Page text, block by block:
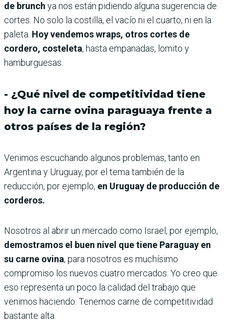
de brunch ya nos están pidiendo alguna sugerencia de
cortes. No solo la costilla, el vacío ni el cuarto, ni en la
paleta. Hoy vendemos wraps, otros cortes de
cordero, costeleta, hasta empanadas, lomito y
hamburguesas.
- ¿Qué nivel de competitividad tiene
hoy la carne ovina paraguaya frente a
otros países de la región?
Venimos escuchando algunos problemas, tanto en
Argentina y Uruguay, por el tema también de la
reducción, por ejemplo, en Uruguay de producción de
corderos.
Nosotros al abrir un mercado como Israel, por ejemplo,
demostramos el buen nivel que tiene Paraguay en
su carne ovina, para nosotros es muchísimo
compromiso los nuevos cuatro mercados. Yo creo que
eso representa un poco la calidad del trabajo que
venimos haciendo. Tenemos carne de competitividad
bastante alta.